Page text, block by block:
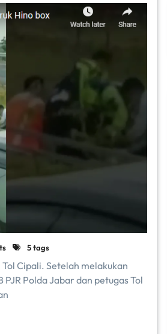
5 tags
Cipali. Setelah melakukan
Polda Jabar dan petugas Tol